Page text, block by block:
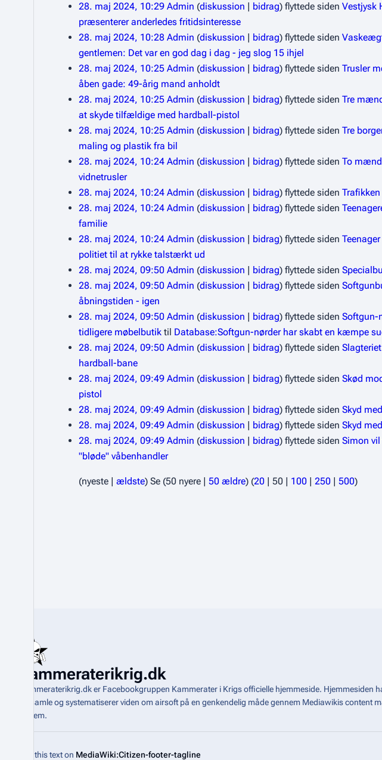
28. maj 2024, 10:29 Admin diskussion bidrag flyttede siden Vestjysk
præsenterer anderledes fritidsinteresse
28. maj 2024, 10:28 Admin diskussion bidrag flyttede siden
gentlemen: Det var en god dag i dag - jeg slog 15 ihjel
28. maj 2024, 10:25 Admin diskussion bidrag flyttede siden Trusler
åben gade: 49-årig mand anholdt
28. maj 2024, 10:25 Admin diskussion bidrag flyttede siden Tre
at skyde tilfældige med hardball-pistol
28. maj 2024, 10:25 Admin diskussion bidrag flyttede siden Tre
maling og plastik fra bil
28. maj 2024, 10:24 Admin diskussion bidrag flyttede siden To
vidnetrusler
28. maj 2024, 10:24 Admin diskussion bidrag flyttede siden
28. maj 2024, 10:24 Admin diskussion bidrag flyttede siden
familie
28. maj 2024, 10:24 Admin diskussion bidrag flyttede siden
politiet til at rykke talstærkt ud
28. maj 2024, 09:50 Admin diskussion bidrag flyttede siden
28. maj 2024, 09:50 Admin diskussion bidrag flyttede siden
åbningstiden - igen
28. maj 2024, 09:50 Admin diskussion bidrag flyttede siden Softgun-
tidligere møbelbutik til Database:Softgun-nørder har skabt en kæmpe
28. maj 2024, 09:50 Admin diskussion bidrag flyttede siden
hardball-bane
28. maj 2024, 09:49 Admin diskussion bidrag flyttede siden Skød
pistol
28. maj 2024, 09:49 Admin diskussion bidrag flyttede siden Skyd
28. maj 2024, 09:49 Admin diskussion bidrag flyttede siden Skyd
28. maj 2024, 09:49 Admin diskussion bidrag flyttede siden Simon
"bløde" våbenhandler
(nyeste ældste) Se (50 nyere 50 ældre) (20 50 100 250 500)
Kammeraterikrig.dk
Kammeraterikrig.dk er Facebookgruppen Kammerater i Krigs officielle hjemmeside. Hjemmesiden
indsamle og systematiserer viden om airsoft på en genkendelig måde gennem Mediawikiscontent
system.
Edit this text on MediaWiki:Citizen-footer-tagline